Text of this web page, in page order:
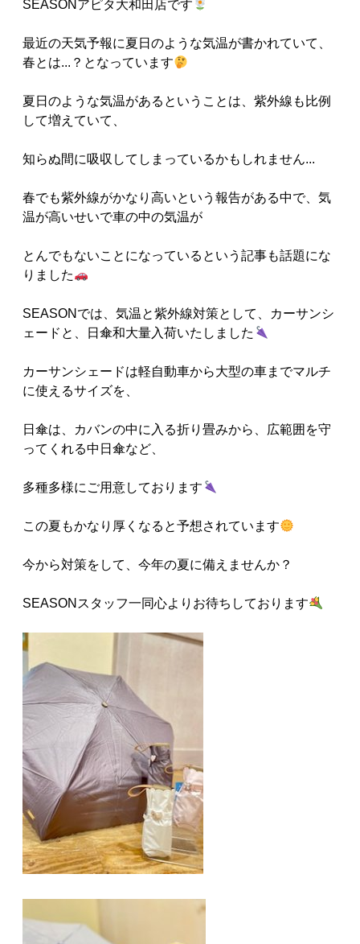
SEASONアピタ大和田店です
最近の天気予報に夏日のような気温が書かれていて、
春とは...？となっています
夏日のような気温があるということは、紫外線も比例
して増えていて、
知らぬ間に吸収してしまっているかもしれません...
春でも紫外線がかなり高いという報告がある中で、気
温が高いせいで車の中の気温が
とんでもないことになっているという記事も話題にな
りました
SEASONでは、気温と紫外線対策として、カーサンシ
ェードと、日傘和大量入荷いたしました
カーサンシェードは軽自動車から大型の車までマルチ
に使えるサイズを、
日傘は、カバンの中に入る折り畳みから、広範囲を守
ってくれる中日傘など、
多種多様にご用意しております
この夏もかなり厚くなると予想されています
今から対策をして、今年の夏に備えませんか？
SEASONスタッフ一同心よりお待ちしております